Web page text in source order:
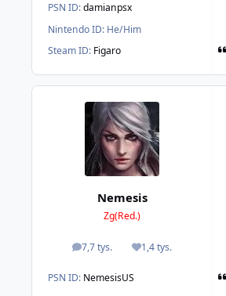
PSN ID:damianpsx
Nintendo ID: He/Him
Steam ID: Figaro
Nemesis
Zg(Red.)
7,7 tys.
odpowiedzi1,4 tys.
Reputacja
PSN ID: NemesisUS